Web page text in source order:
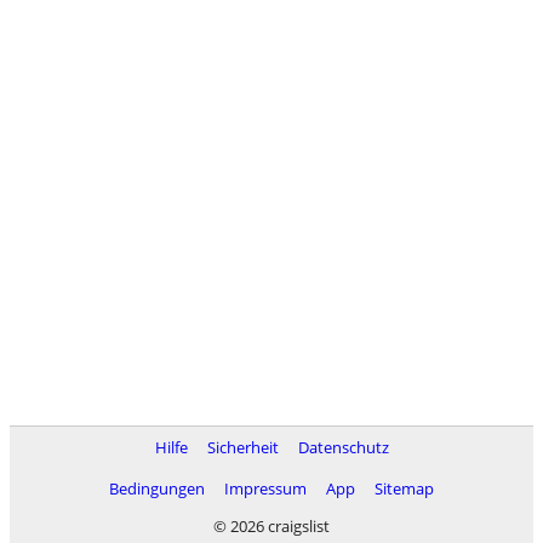
Hilfe Sicherheit
Datenschutz
Bedingungen
Impressum App
Sitemap
© 2026 craigslist